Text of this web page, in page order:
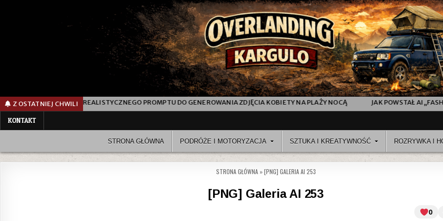
Z OSTATNIEJ CHWILI
PROMPTU DO GENEROWANIA ZDJĘCIA KOBIETY NA PLAŻY NOCĄ JAK POWSTAŁ AI „FASHION SHOW” VIDEO SHORT Z POKAZU
KONTAKT
STRONA GŁÓWNA PODRÓŻE I MOTORYZACJA SZTUKA I KREATYWNOŚĆ ROZRYWKA I
STRONA GŁÓWNA»[PNG] GALERIA AI 253
[PNG] Galeria AI 253
0